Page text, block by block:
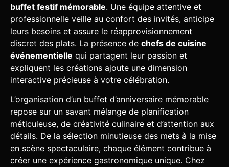
buffet festif mémorable. Une équipe attentive et
professionnelle veille au confort des invités, anticipe
leurs besoins et assure le réapprovisionnement
discret des plats. La présence de chefs de cuisine
événementielle qui partagent leur passion et
expliquent les créations ajoute une dimension
interactive précieuse à votre célébration.
L’organisation d’un buffet d’anniversaire mémorable
repose sur un savant mélange de planification
méticuleuse, de créativité culinaire et d’attention aux
détails. De la sélection minutieuse des mets à la mise
en scène spectaculaire, chaque élément contribue à
créer une expérience gastronomique unique. Chez